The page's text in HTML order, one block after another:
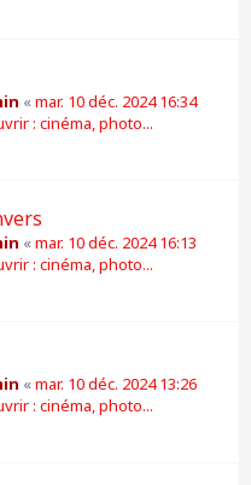
«mar. 10 déc. 2024 16:34
: cinéma, photo...
«mar. 10 déc. 2024 16:13
: cinéma, photo...
«mar. 10 déc. 2024 13:26
: cinéma, photo...